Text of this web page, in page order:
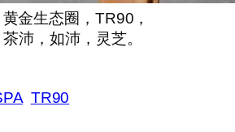
金生态圈，TR90，
沛，如沛，灵芝。
TR90